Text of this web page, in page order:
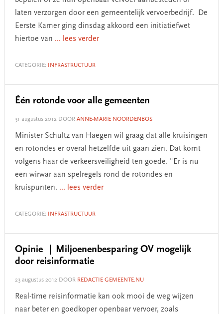
laten verzorgen door een gemeentelijk vervoerbedrijf. De
Eerste Kamer ging dinsdag akkoord een initiatiefwet
hiertoe van ... lees verder
CATEGORIE: INFRASTRUCTUUR
Één rotonde voor alle gemeenten
31 augustus 2012DOOR ANNE-MARIE NOORDENBOS
Minister Schultz van Haegen wil graag dat alle kruisingen
en rotondes er overal hetzelfde uit gaan zien. Dat komt
volgens haar de verkeersveiligheid ten goede. "Er is nu
een wirwar aan spelregels rond de rotondes en
kruispunten. ... lees verder
CATEGORIE: INFRASTRUCTUUR
Opinie
Miljoenenbesparing OV mogelijk
door reisinformatie
23 augustus 2012DOOR REDACTIE GEMEENTE.NU
Real-time reisinformatie kan ook mooi de weg wijzen
naar beter en goedkoper openbaar vervoer, zoals